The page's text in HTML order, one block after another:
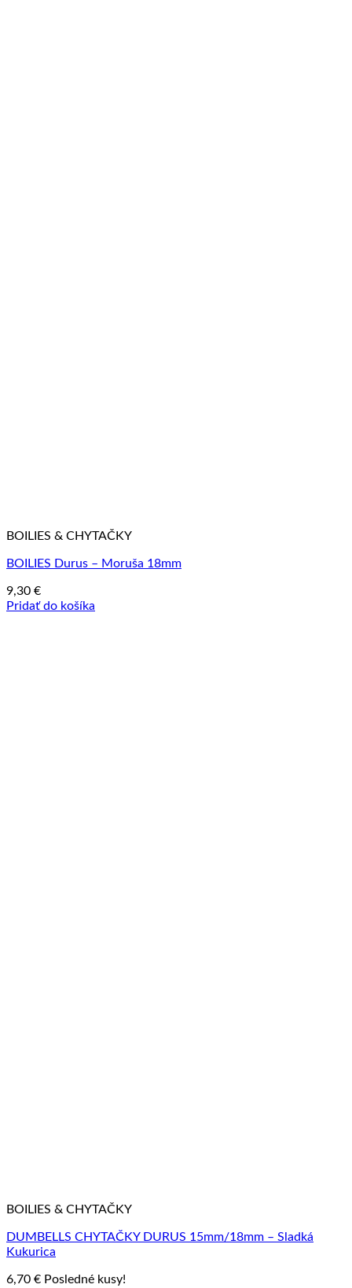
BOILIES & CHYTAČKY
BOILIES Durus – Moruša 18mm
9,30 €
Pridať do košíka
BOILIES & CHYTAČKY
DUMBELLS CHYTAČKY DURUS 15mm/18mm – Sladká
Kukurica
6,70 € Posledné kusy!